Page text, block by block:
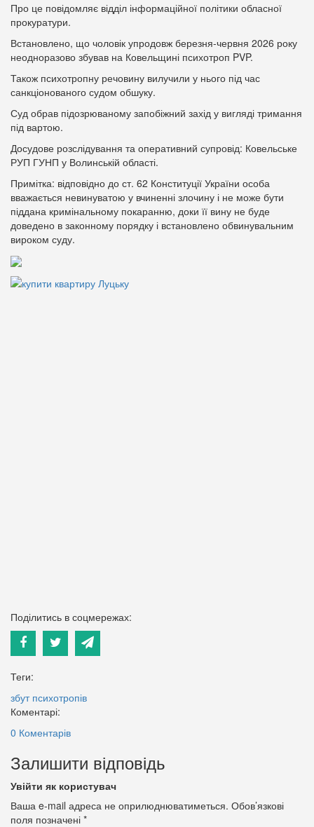
Про це повідомляє відділ інформаційної політики обласної
прокуратури.
Встановлено, що чоловік упродовж березня-червня 2026 року
неодноразово збував на Ковельщині психотроп PVP.
Також психотропну речовину вилучили у нього під час
санкціонованого судом обшуку.
Суд обрав підозрюваному запобіжний захід у вигляді тримання
під вартою.
Досудове розслідування та оперативний супровід: Ковельське
РУП ГУНП у Волинській області.
Примітка: відповідно до ст. 62 Конституції України особа
вважається невинуватою у вчиненні злочину і не може бути
піддана кримінальному покаранню, доки її вину не буде
доведено в законному порядку і встановлено обвинувальним
вироком суду.
Поділитись в соцмережах:
Теги:
збут психотропів
Коментарі:
0 Коментарів
Залишити відповідь
Увійти як користувач
Ваша e-mail адреса не оприлюднюватиметься. Обов’язкові
поля позначені *